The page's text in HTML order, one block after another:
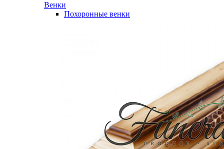
Венки
Похоронные венки